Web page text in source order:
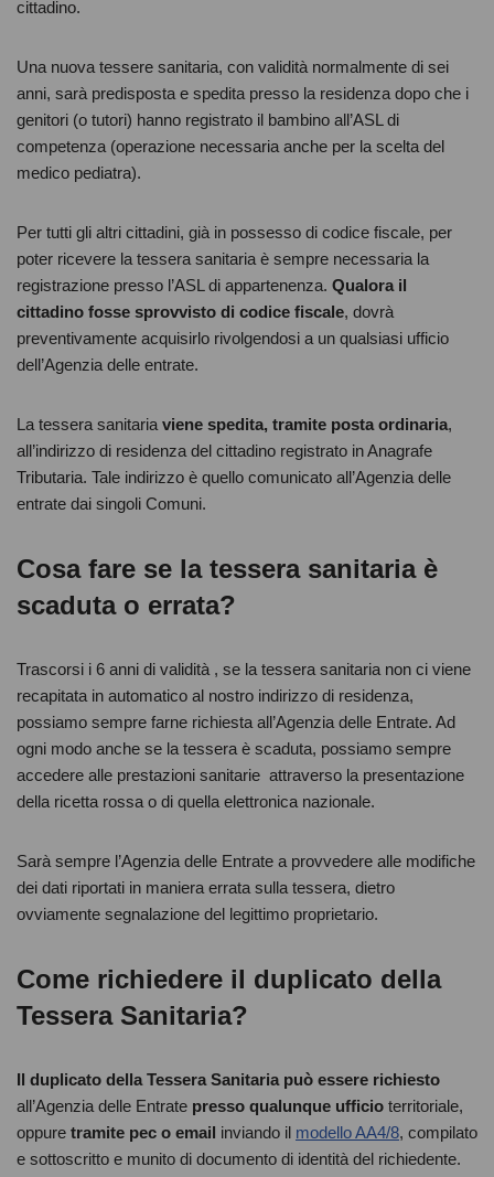
cittadino.
Una nuova tessere sanitaria, con validità normalmente di sei
anni, sarà predisposta e spedita presso la residenza dopo che i
genitori (o tutori) hanno registrato il bambino all’ASL di
competenza (operazione necessaria anche per la scelta del
medico pediatra).
Per tutti gli altri cittadini, già in possesso di codice fiscale, per
poter ricevere la tessera sanitaria è sempre necessaria la
registrazione presso l’ASL di appartenenza. Qualora il
cittadino fosse sprovvisto di codice fiscale, dovrà
preventivamente acquisirlo rivolgendosi a un qualsiasi ufficio
dell’Agenzia delle entrate.
La tessera sanitaria viene spedita, tramite posta ordinaria,
all’indirizzo di residenza del cittadino registrato in Anagrafe
Tributaria. Tale indirizzo è quello comunicato all’Agenzia delle
entrate dai singoli Comuni.
Cosa fare se la tessera sanitaria è
scaduta o errata?
Trascorsi i 6 anni di validità , se la tessera sanitaria non ci viene
recapitata in automatico al nostro indirizzo di residenza,
possiamo sempre farne richiesta all’Agenzia delle Entrate. Ad
ogni modo anche se la tessera è scaduta, possiamo sempre
accedere alle prestazioni sanitarie attraverso la presentazione
della ricetta rossa o di quella elettronica nazionale.
Sarà sempre l’Agenzia delle Entrate a provvedere alle modifiche
dei dati riportati in maniera errata sulla tessera, dietro
ovviamente segnalazione del legittimo proprietario.
Come richiedere il duplicato della
Tessera Sanitaria?
Il duplicato della Tessera Sanitaria può essere richiesto
all’Agenzia delle Entrate presso qualunque ufficio territoriale,
oppure tramite pec o email inviando il modello AA4/8, compilato
e sottoscritto e munito di documento di identità del richiedente.